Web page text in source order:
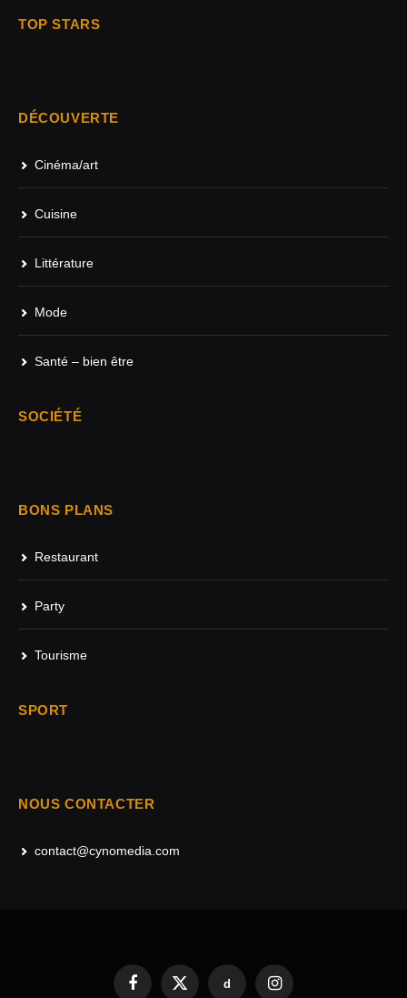
TOP STARS
DÉCOUVERTE
Cinéma/art
Cuisine
Littérature
Mode
Santé – bien être
SOCIÉTÉ
BONS PLANS
Restaurant
Party
Tourisme
SPORT
NOUS CONTACTER
contact@cynomedia.com
FacebookX
d
Instagram